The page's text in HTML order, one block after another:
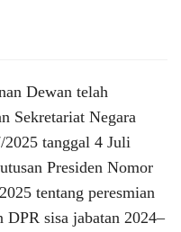
Dewan telah
Sekretariat Negara
tanggal 4 Juli
Presiden Nomor
tentang peresmian
DPR sisa jabatan 2024–